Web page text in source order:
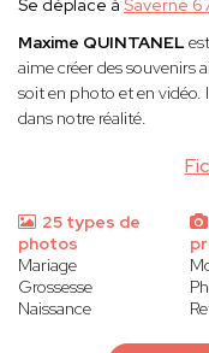
Se déplace à Saverne
Maxime QUINTANEL
aime créer des souvenirs
soit en photo et en vidéo.
dans notre réalité.
25 types de
photos
Mariage
Grossesse
Naissance